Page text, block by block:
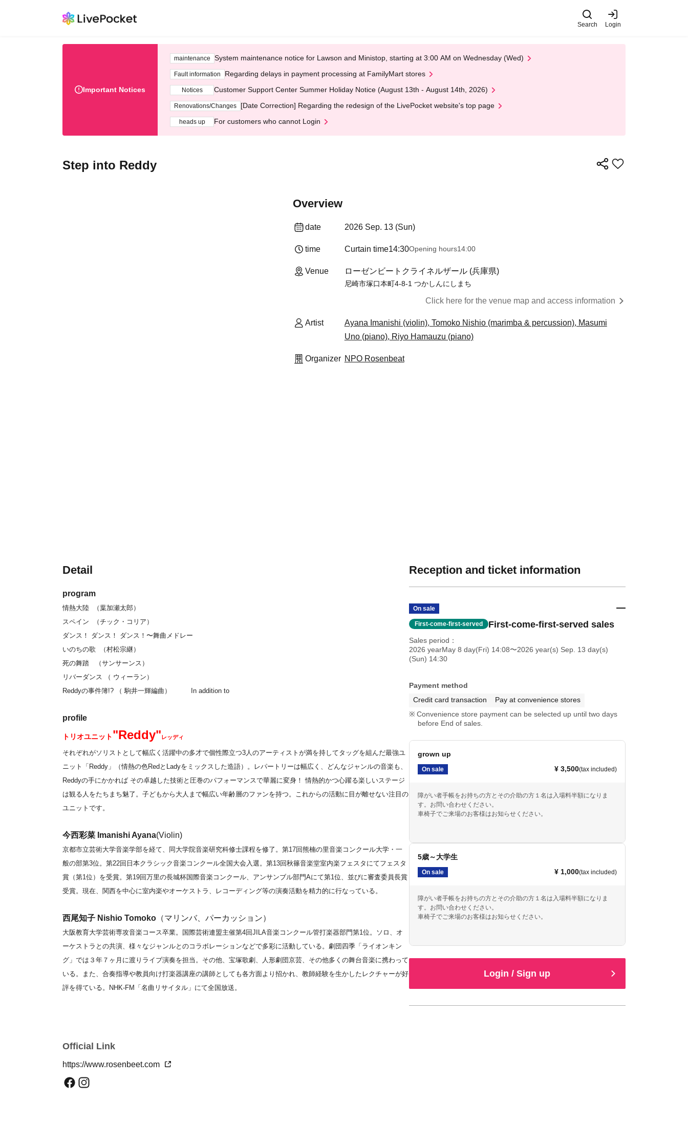
Search Login
Important Notices
maintenance System maintenance notice for Lawson and Ministop, starting at 3:00 AM on Wednesday (Wed)
Fault information Regarding delays in payment processing at FamilyMart stores
Notices Customer Support Center Summer Holiday Notice (August 13th - August 14th, 2026)
Renovations/Changes [Date Correction] Regarding the redesign of the LivePocket website's top page
heads up For customers who cannot Login
Step into Reddy
Overview
date 2026 Sep. 13 (Sun)
time Curtain time14:30Opening hours14:00
Venue ローゼンビートクライネルザール (兵庫県)
尼崎市塚口本町4-8-1 つかしんにしまち
Click here for the venue map and access information
Artist
Ayana Imanishi (violin), Tomoko Nishio (marimba & percussion), Masumi
Uno (piano), Riyo Hamauzu (piano)
Organizer NPO Rosenbeat
Detail
program
情熱大陸 （葉加瀬太郎）
スペイン （チック・コリア）
ダンス！ ダンス！ ダンス！〜舞曲メドレー
いのちの歌 （村松宗継）
死の舞踏 （サンサーンス）
リバーダンス （ ウィーラン）
Reddyの事件簿!? （ 駒井一輝編曲）
In addition to
profile
トリオユニット"Reddy"レッディ
それぞれがソリストとして幅広く活躍中の多才で個性際立つ3人のアーティストが満を持してタッグを組んだ最強ユ
ニット「Reddy」（情熱の色RedとLadyをミックスした造語）。レパートリーは幅広く、どんなジャンルの音楽も、
Reddyの手にかかれば その卓越した技術と圧巻のパフォーマンスで華麗に変身！ 情熱的かつ心躍る楽しいステージ
は観る人をたちまち魅了。子どもから大人まで幅広い年齢層のファンを持つ。これからの活動に目が離せない注目の
ユニットです。
今西彩菜 Imanishi Ayana(Violin)
京都市立芸術大学音楽学部を経て、同大学院音楽研究科修士課程を修了。第17回熊楠の里音楽コンクール大学・一
般の部第3位。第22回日本クラシック音楽コンクール全国大会入選。第13回秋篠音楽堂室内楽フェスタにてフェスタ
賞（第1位）を受賞。第19回万里の長城杯国際音楽コンクール、アンサンブル部門Aにて第1位、並びに審査委員長賞
受賞。現在、関西を中心に室内楽やオーケストラ、レコーディング等の演奏活動を精力的に行なっている。
西尾知子 Nishio Tomoko （マリンバ、パーカッション）
大阪教育大学芸術専攻音楽コース卒業。国際芸術連盟主催第4回JILA音楽コンクール管打楽器部門第1位。ソロ、オ
ーケストラとの共演、様々なジャンルとのコラボレーションなどで多彩に活動している。劇団四季「ライオンキン
グ」では３年７ヶ月に渡りライブ演奏を担当。その他、宝塚歌劇、人形劇団京芸、その他多くの舞台音楽に携わって
いる。また、合奏指導や教員向け打楽器講座の講師としても各方面より招かれ、教師経験を生かしたレクチャーが好
評を得ている。NHK-FM「名曲リサイタル」にて全国放送。
ての評価を確立する一方、高いアンサンブル能力は声楽から器楽まで幅広い分野のアーティスト達から絶大なる信頼
年ますます活動の場をひろげている。RBオペラ実験劇場ではプレイングコンダクターおよび音楽監督を務める。ロ
ーゼンビート各合唱団指導「VIVA! CHORUS」を企画・プロデュース・演奏。ローゼンビート音楽研究所所長。
Official Link
https://www.rosenbeet.com
Reception and ticket information
On sale
First-come-first-served First-come-first-served sales
Sales period
2026 yearMay 8 day(Fri) 14:08〜2026 year(s) Sep. 13 day(s)
(Sun) 14:30
Payment method
Credit card transaction
Pay at convenience stores
Convenience store payment can be selected up until two days
before End of sales.
grown up
On sale ¥ 3,500(tax included)
障がい者手帳をお持ちの方とその介助の方１名は入場料半額になりま
す。お問い合わせください。
車椅子でご来場のお客様はお知らせください。
5歳～大学生
On sale ¥ 1,000(tax included)
障がい者手帳をお持ちの方とその介助の方１名は入場料半額になりま
す。お問い合わせください。
車椅子でご来場のお客様はお知らせください。
Login / Sign up